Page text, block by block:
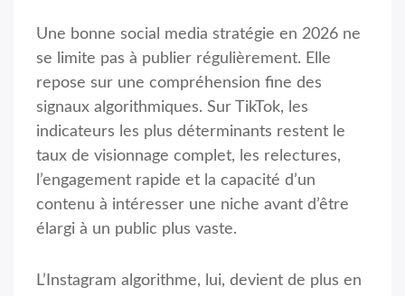
Une bonne social media stratégie en 2026 ne
se limite pas à publier régulièrement. Elle
repose sur une compréhension fine des
signaux algorithmiques. Sur TikTok, les
indicateurs les plus déterminants restent le
taux de visionnage complet, les relectures,
l’engagement rapide et la capacité d’un
contenu à intéresser une niche avant d’être
élargi à un public plus vaste.
L’Instagram algorithme, lui, devient de plus en